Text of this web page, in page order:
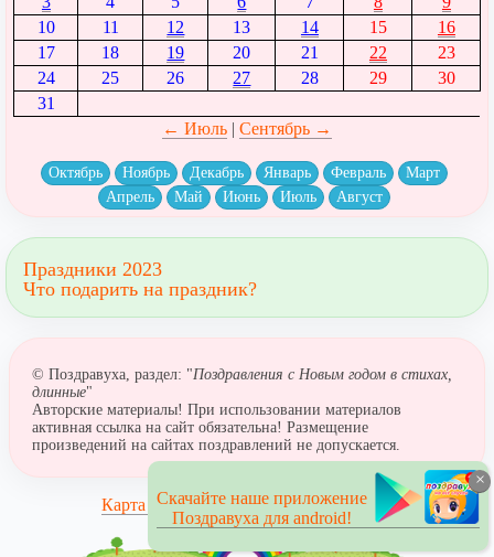
10
11 12 13 14 15
16
17
18 19 20 21 22
23
24
25 26 27 28 29
30
31
← Июль| Сентябрь →
Октябрь Ноябрь Декабрь Январь Февраль
Март
Апрель
Май Июнь Июль Август
Праздники 2023
Что подарить на праздник?
© Поздравуха, раздел: "Поздравления с Новым годом в стихах,
длинные"
Авторские материалы! При использовании материалов
активная ссылка на сайт обязательна! Размещение
произведений на сайтах поздравлений не допускается.
Карта сайта
×
Скачайте наше приложение
Поздравуха для android!